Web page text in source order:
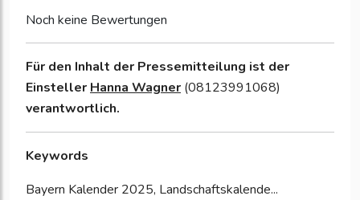
Noch keine Bewertungen
Für den Inhalt der Pressemitteilung ist der
Einsteller Hanna Wagner (08123991068)
verantwortlich.
Keywords
Bayern Kalender 2025, Landschaftskalende...